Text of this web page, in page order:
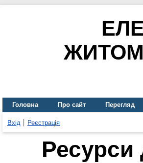
Головна Про сайт Перегляд
Вхід Реєстрація
Ресурси